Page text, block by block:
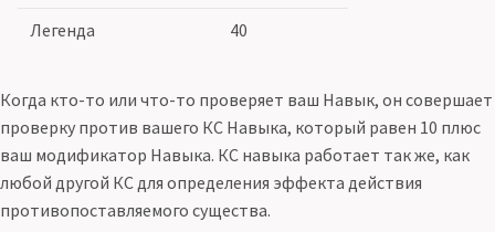
Легенда
40
Когда кто-то или что-то проверяет ваш Навык, он совершает
проверку против вашего КС Навыка, который равен 10 плюс
ваш модификатор Навыка. КС навыка работает так же, как
любой другой КС для определения эффекта действия
противопоставляемого существа.